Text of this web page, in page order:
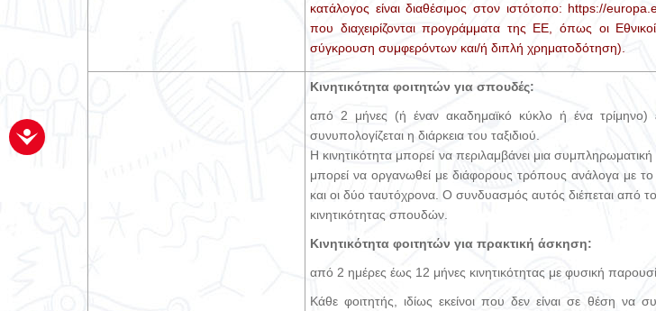
κατάλογος είναι διαθέσιμος στον ιστότοπο: https://
που διαχειρίζονται προγράμματα της ΕΕ, όπως οι
σύγκρουση συμφερόντων και/ή διπλή χρηματοδότηση).
Κινητικότητα φοιτητών για σπουδές:
από 2 μήνες (ή έναν ακαδημαϊκό κύκλο ή ένα τρίμηνο)
συνυπολογίζεται η διάρκεια του ταξιδιού.
Η κινητικότητα μπορεί να περιλαμβάνει μια
μπορεί να οργανωθεί με διάφορους τρόπους ανάλογα με το
και οι δύο ταυτόχρονα. Ο συνδυασμός αυτός διέπεται από
κινητικότητας σπουδών.
Κινητικότητα φοιτητών για πρακτική άσκηση:
από 2 ημέρες έως 12 μήνες κινητικότητας με φυσική
Κάθε φοιτητής, ιδίως εκείνοι που δεν είναι σε θέση να